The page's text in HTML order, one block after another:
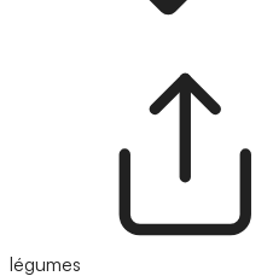
légumes